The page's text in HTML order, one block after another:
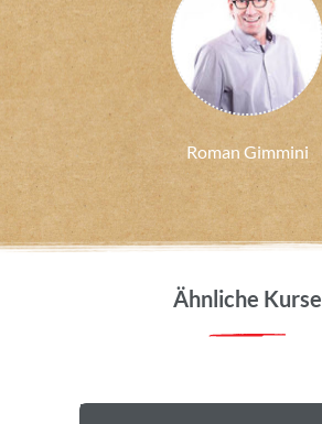
Roman Gimmini
Ähnliche Kurse